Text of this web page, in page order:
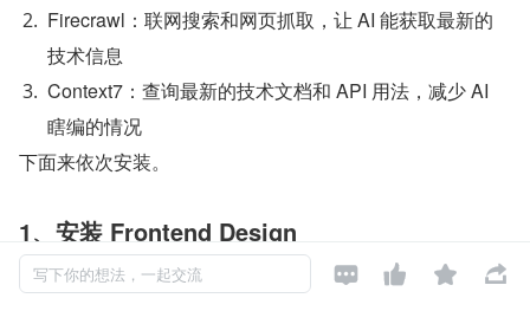
Firecrawl：联网搜索和网页抓取，让 AI 能获取最新的
技术信息
Context7：查询最新的技术文档和 API 用法，减少 AI
瞎编的情况
下面来依次安装。
1、安装 Frontend Design
Frontend Design 是 Anthropic 官方的前端美化技能，可以
写下你的想法，一起交流    